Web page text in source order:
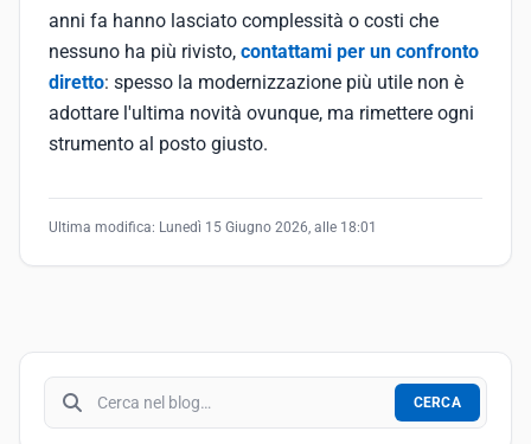
anni fa hanno lasciato complessità o costi che
nessuno ha più rivisto, contattami per un confronto
diretto: spesso la modernizzazione più utile non è
adottare l'ultima novità ovunque, ma rimettere ogni
strumento al posto giusto.
Ultima modifica: Lunedì 15 Giugno 2026, alle 18:01
Cerca nel blog
CERCA